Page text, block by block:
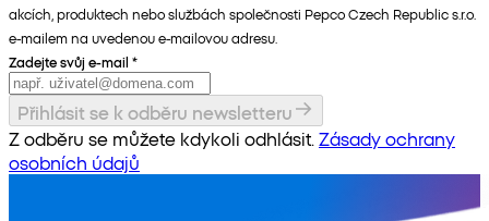
akcích, produktech nebo službách společnosti Pepco Czech Republic s.r.o.
e-mailem na uvedenou e-mailovou adresu.
Zadejte svůj e-mail *
Přihlásit se k odběru newsletteru
Z odběru se můžete kdykoli odhlásit. Zásady ochrany
osobních údajů